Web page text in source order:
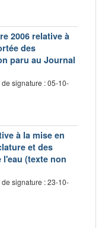
2006 relative à
des
paru au Journal
de signature : 05-10-
à la mise en
et des
(texte non
de signature : 23-10-